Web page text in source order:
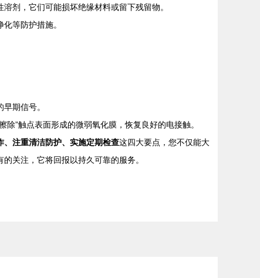
剂，它们可能损坏绝缘材料或留下残留物。
等防护措施。
期信号。
”触点表面形成的微弱氧化膜，恢复良好的电接触。
、注重清洁防护、实施定期检查这四大要点，您不仅能大
关注，它将回报以持久可靠的服务。